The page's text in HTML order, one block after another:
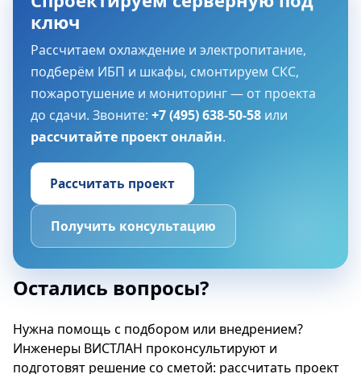
ключ
Рассчитаем охлаждение и электропитание,
подберём ИБП и шкафы, смонтируем СКС,
пожаротушение и мониторинг — от проекта
до сдачи. Звоните: +7 (495) 638-50-58 или
рассчитайте проект онлайн.
Рассчитать проект
Получить консультацию
Остались вопросы?
Нужна помощь с подбором или внедрением?
Инженеры ВИСТЛАН проконсультируют и
подготовят решение со сметой: рассчитать проект